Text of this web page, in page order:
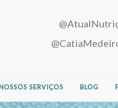
NOSSOS SERVIÇOS BLOG